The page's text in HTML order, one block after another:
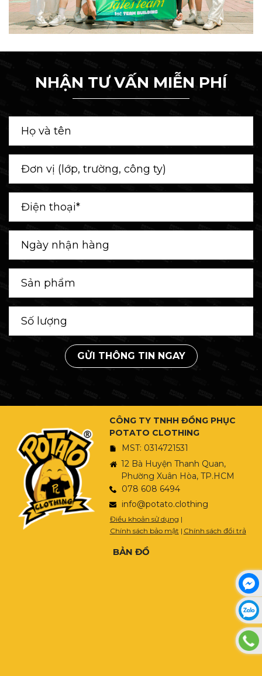
NHẬN TƯ VẤN MIỄN PHÍ
GỬI THÔNG TIN NGAY
CÔNG TY TNHH ĐỒNG PHỤC
POTATO CLOTHING
MST: 0314721531
12 Bà Huyện Thanh Quan,
Phường Xuân Hòa, TP.HCM
078 608 6494
info@potato.clothing
Điều khoản sử dụng |
Chính sách bảo mật | Chính sách đổi trả
BẢN ĐỒ